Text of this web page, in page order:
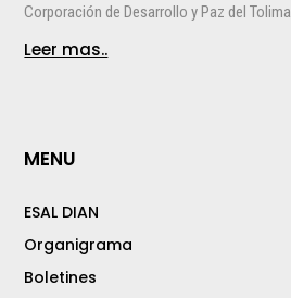
Corporación de Desarrollo y Paz del Tolima
Leer mas..
MENU
ESAL DIAN
Organigrama
Boletines